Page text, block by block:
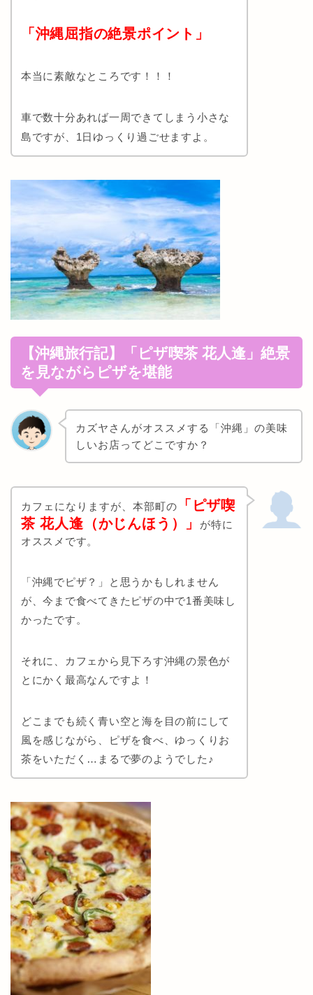
「沖縄屈指の絶景ポイント」
本当に素敵なところです！！！
車で数十分あれば一周できてしまう小さな
島ですが、1日ゆっくり過ごせますよ。
【沖縄旅行記】「ピザ喫茶 花人逢」絶景
を見ながらピザを堪能
カズヤさんがオススメする「沖縄」の美味
しいお店ってどこですか？
カフェになりますが、本部町の
「ピザ喫
茶 花人逢（かじんほう）」
が特に
オススメです。
「沖縄でピザ？」と思うかもしれません
が、今まで食べてきたピザの中で1番美味し
かったです。
それに、カフェから見下ろす沖縄の景色が
とにかく最高なんですよ！
どこまでも続く青い空と海を目の前にして
風を感じながら、ピザを食べ、ゆっくりお
茶をいただく…まるで夢のようでした♪